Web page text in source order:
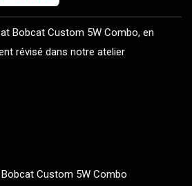
Bobcat Custom 5W Combo, en
révisé dans notre atelier
Custom 5W Combo